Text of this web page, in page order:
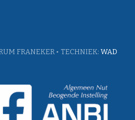
FRANEKER • TECHNIEK: WAD